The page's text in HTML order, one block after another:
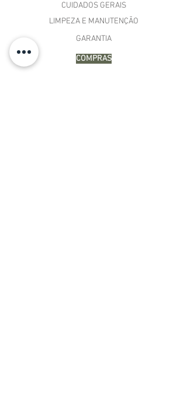
CUIDADOS GERAIS
LIMPEZA E MANUTENÇÃO
GARANTIA
COMPRAS